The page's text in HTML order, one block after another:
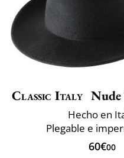
Classic Italy
Hecho en
Plegable e
60€00